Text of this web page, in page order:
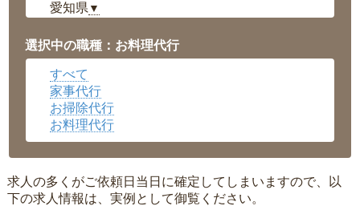
愛知県 ▼
岡山県▼
広島県▼
沖縄県
選択中の職種：お料理代行
すべて
家事代行
お掃除代行
お料理代行
求人の多くがご依頼日当日に確定してしまいますので、以
下の求人情報は、実例として御覧ください。